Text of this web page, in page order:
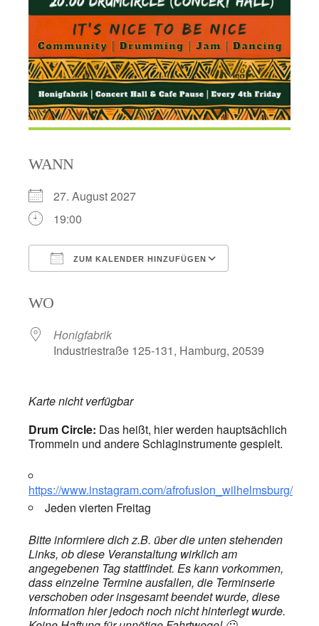
WANN
27. August 2027
19:00
ZUM KALENDER HINZUFÜGEN
WO
Honigfabrik
Industriestraße 125-131, Hamburg, 20539
Karte nicht verfügbar
Drum Circle: Das heißt, hier werden hauptsächlich
Trommeln und andere Schlaginstrumente gespielt.
https://www.instagram.com/afrofusion_wilhelmsburg/
Jeden vierten Freitag
Bitte informiere dich z.B. über die unten stehenden
Links, ob diese Veranstaltung wirklich am
angegebenen Tag stattfindet. Es kann vorkommen,
dass einzelne Termine ausfallen, die Terminserie
verschoben oder insgesamt beendet wurde, diese
Information hier jedoch noch nicht hinterlegt wurde.